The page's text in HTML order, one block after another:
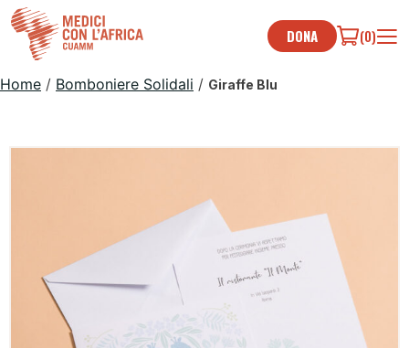
Skip
to
content
DONA (0)
Home / Bomboniere Solidali / Giraffe Blu